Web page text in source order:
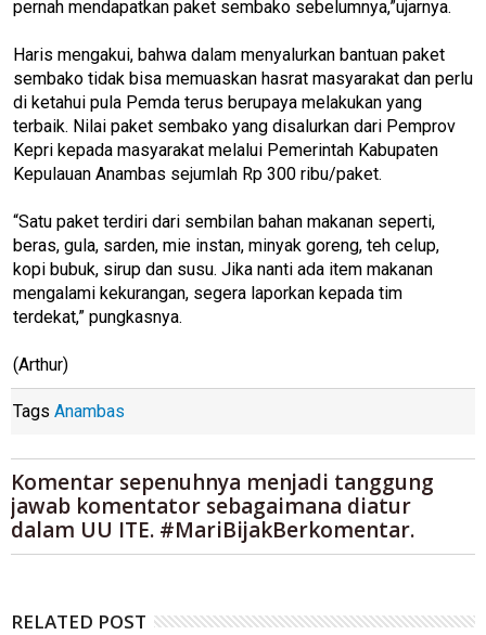
pernah mendapatkan paket sembako sebelumnya,”ujarnya.
Haris mengakui, bahwa dalam menyalurkan bantuan paket
sembako tidak bisa memuaskan hasrat masyarakat dan perlu
di ketahui pula Pemda terus berupaya melakukan yang
terbaik. Nilai paket sembako yang disalurkan dari Pemprov
Kepri kepada masyarakat melalui Pemerintah Kabupaten
Kepulauan Anambas sejumlah Rp 300 ribu/paket.
“Satu paket terdiri dari sembilan bahan makanan seperti,
beras, gula, sarden, mie instan, minyak goreng, teh celup,
kopi bubuk, sirup dan susu. Jika nanti ada item makanan
mengalami kekurangan, segera laporkan kepada tim
terdekat,” pungkasnya.
(Arthur)
Tags Anambas
Komentar sepenuhnya menjadi tanggung
jawab komentator sebagaimana diatur
dalam UU ITE. #MariBijakBerkomentar.
RELATED POST